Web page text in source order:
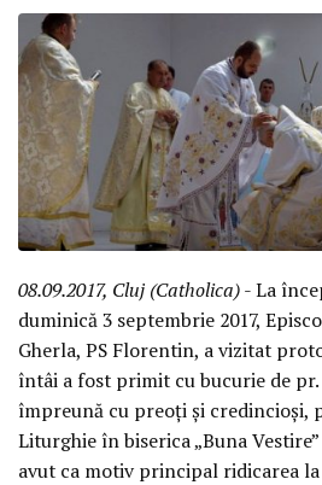
08.09.2017, Cluj (Catholica)- La
duminică 3 septembrie 2017,
Gherla, PS Florentin, a vizitat
întâi a fost primit cu bucurie de
împreună cu preoți și credincioși,
Liturghie în biserica „Buna
avut ca motiv principal ridicarea